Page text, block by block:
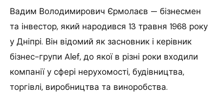
Вадим Володимирович Єрмолаєв — бізнесмен
та інвестор, який народився 13 травня 1968 року
у Дніпрі. Він відомий як засновник і керівник
бізнес-групи Alef, до якої в різні роки входили
компанії у сфері нерухомості, будівництва,
торгівлі, виробництва та виноробства.